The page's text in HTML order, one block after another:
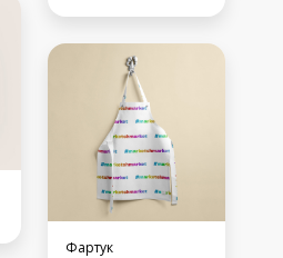
Фартук